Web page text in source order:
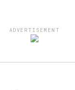
ADVERTISEMENT